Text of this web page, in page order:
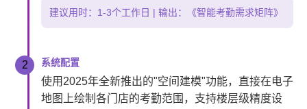
建议用时：1-3个工作日 | 输出：《智能考勤需求矩阵》
2 系统配置
使用2025年全新推出的"空间建模"功能，直接在电子
地图上绘制各门店的考勤范围，支持楼层级精度设